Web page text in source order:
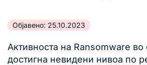
Објавено: 25.10.2023
Активноста на Ransomware
достигна невидени нивоа по